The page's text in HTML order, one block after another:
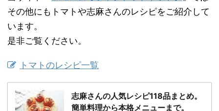
その他にもトマトや志麻さんのレシピをご紹介して
います。
是非ご覧ください。
トマトのレシピ一覧
志麻さんの人気レシピ118品まとめ。
簡単料理から本格メニューまで。